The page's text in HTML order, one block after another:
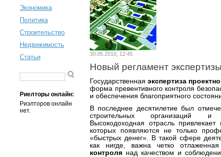
Экономика
Политика
Строительство
Недвижимость
Статьи
Риелторы онлайн:
Риэлторов онлайн
нет.
30.05.2010, 12:45
Новый регламент
Государственнаяэкспертиза
форма превентивного контроля
и обеспечения благоприятного
В последнее десятилетие был
строительных организаций и
Высокодоходная отрасль
которых появляются не только
«быстрых денег». В такой сфере
как нигде, важна четко
контроля над качеством и